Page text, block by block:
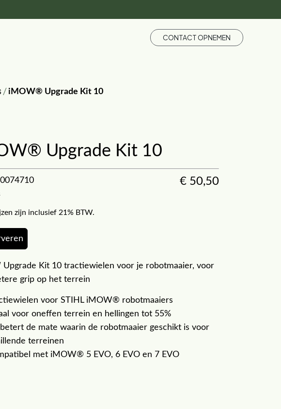
CONTACT OPNEMEN
/ iMOW® Upgrade Kit 10
Upgrade Kit 10
€ 50,50
zijn inclusief 21% BTW.
Upgrade Kit 10 tractiewielen voor je robotmaaier, voor
grip op het terrein
voor STIHL iMOW® robotmaaiers
voor oneffen terrein en hellingen tot 55%
de mate waarin de robotmaaier geschikt is voor
terreinen
met iMOW® 5 EVO, 6 EVO en 7 EVO